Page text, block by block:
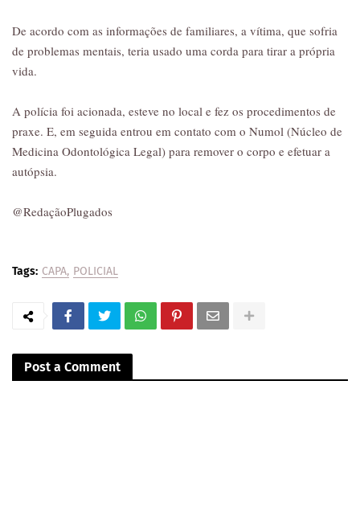
De acordo com as informações de familiares, a vítima, que sofria
de problemas mentais, teria usado uma corda para tirar a própria
vida.
A polícia foi acionada, esteve no local e fez os procedimentos de
praxe. E, em seguida entrou em contato com o Numol (Núcleo de
Medicina Odontológica Legal) para remover o corpo e efetuar a
autópsia.
@RedaçãoPlugados
Tags: CAPA POLICIAL
Post a Comment